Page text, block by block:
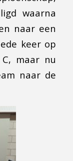
waarna
naar een
keer op
maar nu
naar de